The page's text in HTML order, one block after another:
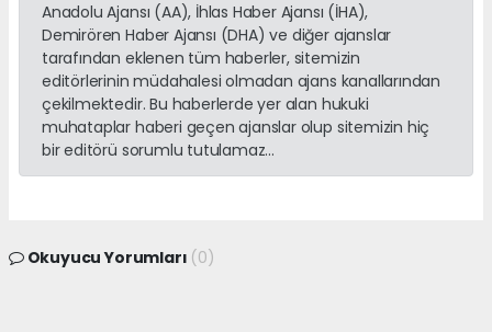
Anadolu Ajansı (AA), İhlas Haber Ajansı (İHA),
Demirören Haber Ajansı (DHA) ve diğer ajanslar
tarafından eklenen tüm haberler, sitemizin
editörlerinin müdahalesi olmadan ajans kanallarından
çekilmektedir. Bu haberlerde yer alan hukuki
muhataplar haberi geçen ajanslar olup sitemizin hiç
bir editörü sorumlu tutulamaz...
Okuyucu Yorumları (0)